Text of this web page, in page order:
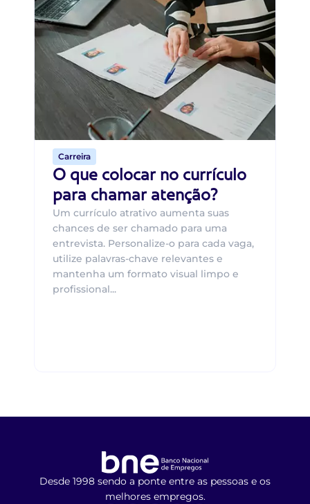
Carreira
O que colocar no currículo
para chamar atenção?
Um currículo atrativo aumenta suas
chances de ser chamado para uma
entrevista. Personalize-o para cada vaga,
utilize palavras-chave relevantes e
mantenha um formato visual limpo e
profissional...
Desde 1998 sendo a ponte entre as pessoas e os
melhores empregos.